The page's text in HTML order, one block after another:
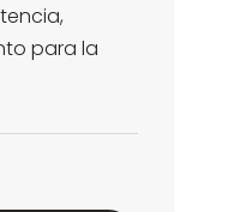
para la